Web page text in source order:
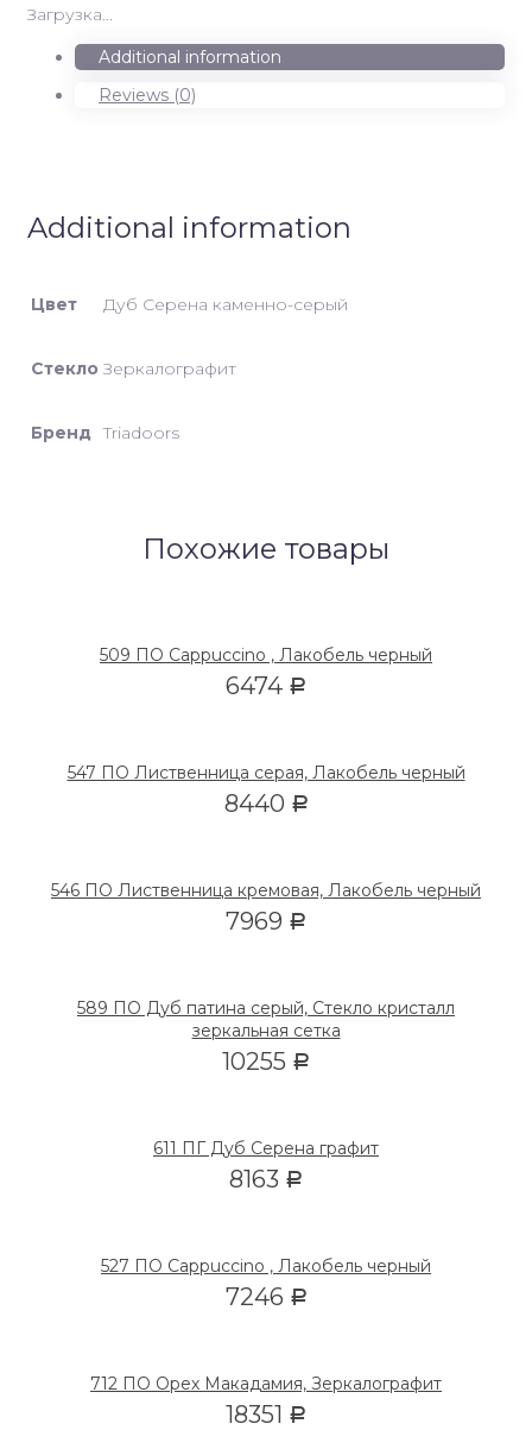
серый,
Зеркалографит
quantity
Загрузка...
Additional information
Reviews (0)
Additional information
Цвет Дуб Серена каменно-серый
Стекло Зеркалографит
Бренд Triadoors
Похожие товары
509 ПО Cappuccino , Лакобель черный
6474 Р
547 ПО Лиственница серая, Лакобель черный
8440 Р
546 ПО Лиственница кремовая, Лакобель черный
7969 Р
589 ПО Дуб патина серый, Стекло кристалл
зеркальная сетка
10255 Р
611 ПГ Дуб Серена графит
8163 Р
527 ПО Cappuccino , Лакобель черный
7246 Р
712 ПО Орех Макадамия, Зеркалографит
18351 Р